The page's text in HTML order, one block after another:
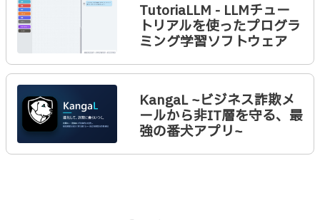
TutoriaLLM - LLMチュー
トリアルを使ったプログラ
ミング学習ソフトウェア
KangaL ~ビジネス詐欺メ
ールから非IT層を守る、最
強の番犬アプリ~